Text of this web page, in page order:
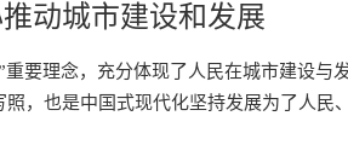
动城市建设和发展
重要理念，充分体现了人民在城市建设与
，也是中国式现代化坚持发展为了人民